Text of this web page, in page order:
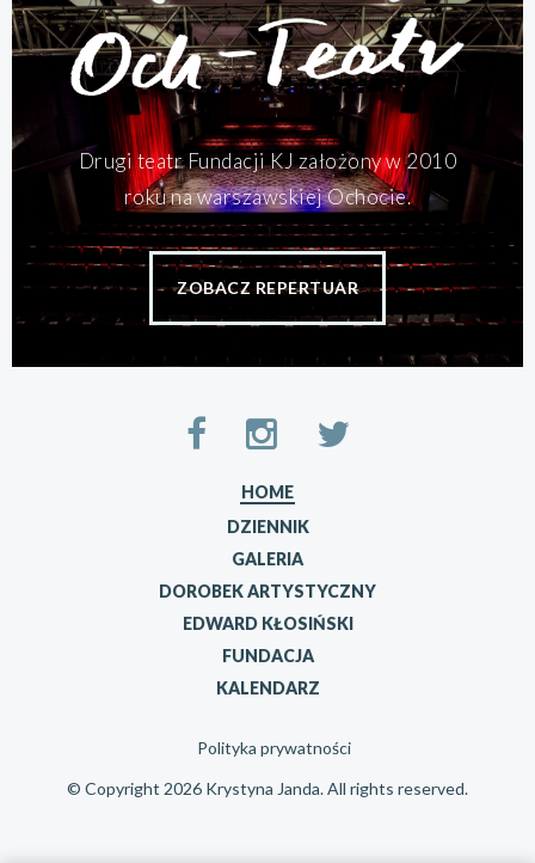
Drugi teatr Fundacji KJ założony w 2010
roku na warszawskiej Ochocie.
ZOBACZ REPERTUAR
HOME
DZIENNIK
GALERIA
DOROBEK ARTYSTYCZNY
EDWARD KŁOSIŃSKI
FUNDACJA
KALENDARZ
Polityka prywatności
© Copyright 2026 Krystyna Janda. All rights reserved.